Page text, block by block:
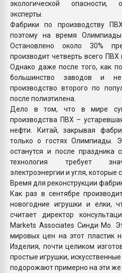
экологической опасности,
эксперты.
Фабрики по производству
поэтому на время
Остановлено около 30%
производит четверть всего
Однако даже после того, как
большинство заводов и не
производство второго по
после полиэтилена.
Дело в том, что в мире
производства ПВХ –
нефти. Китай, закрывая
только о гостях Олимпиады.
останутся и после праздника
технология требует
электроэнергии и угля, которые
Время для реконструкции
Как раз в сентябре
новогодние игрушки и елки,
считает директор
Markets Associates Синди Мо.
мировых цен на этот пластик
Изделия, почти целиком
простые игрушки,
подорожают примерно на эти же